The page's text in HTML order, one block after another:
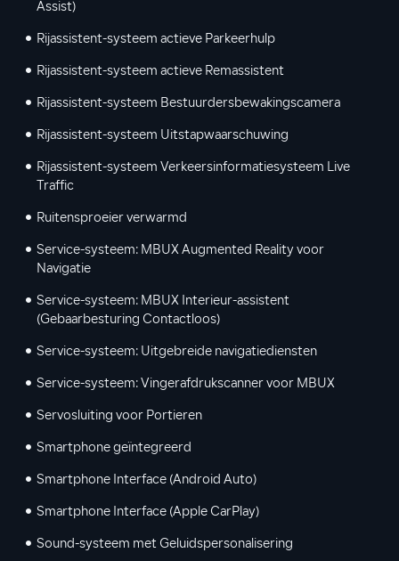
Assist)
Rijassistent-systeem actieve Parkeerhulp
Rijassistent-systeem actieve Remassistent
Rijassistent-systeem Bestuurdersbewakingscamera
Rijassistent-systeem Uitstapwaarschuwing
Rijassistent-systeem Verkeersinformatiesysteem Live
Traffic
Ruitensproeier verwarmd
Service-systeem: MBUX Augmented Reality voor
Navigatie
Service-systeem: MBUX Interieur-assistent
(Gebaarbesturing Contactloos)
Service-systeem: Uitgebreide navigatiediensten
Service-systeem: Vingerafdrukscanner voor MBUX
Servosluiting voor Portieren
Smartphone geïntegreerd
Smartphone Interface (Android Auto)
Smartphone Interface (Apple CarPlay)
Sound-systeem met Geluidspersonalisering